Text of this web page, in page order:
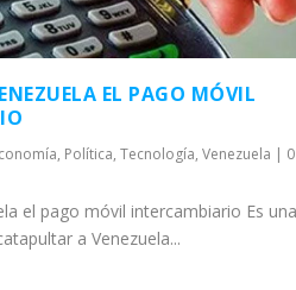
EL PAGO MÓVIL
, Política,Tecnología,Venezuela |
el pago móvil intercambiario Es una
a Venezuela...